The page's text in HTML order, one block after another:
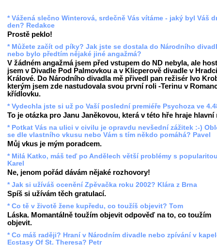
* Vážená slečno Winterová, srdečně Vás vítáme - jaký byl Váš
den? Redakce
Prostě peklo!
* Můžete začít od píky? Jak jste se dostala do Národního
nebo bylo předtím nějaké jiné angažmá?
V žádném angažmá jsem před vstupem do ND nebyla, ale
jsem v Divadle Pod Palmovkou a v Klicperově divadle v Hradci
Králové. Do Národního divadla mě přivedl pan režisér Ivo
kterým jsem zde nastudovala svou první roli -Terinu v
křídlovku.
* Vydechla jste si už po Vaší poslední premiéře Psychoza ve
To je otázka pro Janu Janěkovou, která v této hře hraje hlavní
* Potkat Vás na ulici v civilu je opravdu nevšední zážitek :-)
se dle vlastního vkusu nebo Vám s tím někdo pomáhá? Pavel
Můj vkus je mým poradcem.
* Milá Katko, máš teď po Andělech větší problémy s
Karel
Ne, jenom pořád dávám nějaké rozhovory!
* Jak si užíváš ocenění Zpěvačka roku 2002? Klára z Brna
Spíš si užívám těch gratulací.
* Co tě v životě žene kupředu, co toužíš objevit? Tom
Láska. Momantálně toužím objevit odpověď na to, co toužím
objevit.
* Co máš raději? Hraní v Národním divadle nebo zpívání v
Ecstasy Of St. Theresa? Petr